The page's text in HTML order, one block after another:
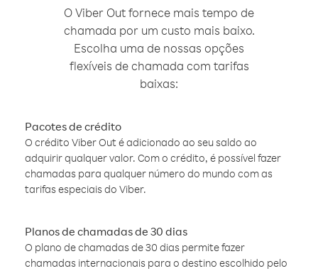
O Viber Out fornece mais tempo de
chamada por um custo mais baixo.
Escolha uma de nossas opções
flexíveis de chamada com tarifas
baixas:
Pacotes de crédito
O crédito Viber Out é adicionado ao seu saldo ao
adquirir qualquer valor. Com o crédito, é possível fazer
chamadas para qualquer número do mundo com as
tarifas especiais do Viber.
Planos de chamadas de 30 dias
O plano de chamadas de 30 dias permite fazer
chamadas internacionais para o destino escolhido pelo